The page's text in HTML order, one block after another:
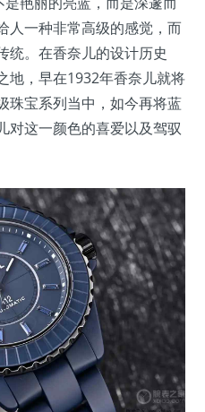
人一种非常高级的感觉，而
统。在香奈儿的设计历史
地，早在1932年香奈儿就将
珠宝系列当中，如今再将蓝
对这一颜色的喜爱以及驾驭